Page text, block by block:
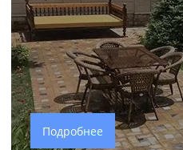
Подробнее